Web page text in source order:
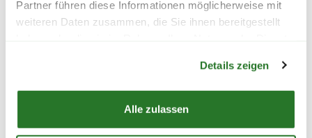
Partner führen diese Informationen möglicherweise mit
weiteren Daten zusammen, die Sie ihnen bereitgestellt
Details zeigen
Alle zulassen
Geschlossenöffnet um 08:30 Uhr
ESSEN-STEELE